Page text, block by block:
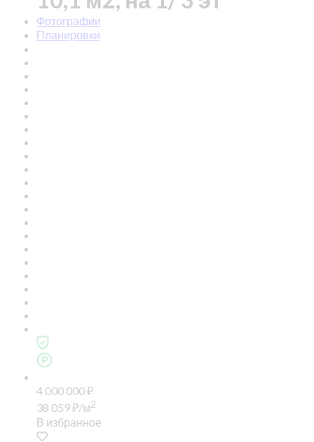
Фотографии
Планировки
4 000 000₽
38 059₽/м2
В избранное